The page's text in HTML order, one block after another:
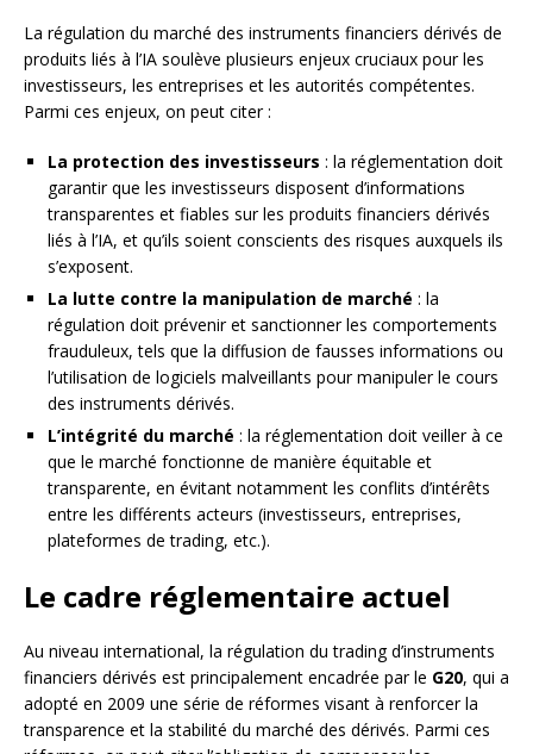
La régulation du marché des instruments financiers dérivés de
produits liés à l’IA soulève plusieurs enjeux cruciaux pour les
investisseurs, les entreprises et les autorités compétentes.
Parmi ces enjeux, on peut citer :
La protection des investisseurs : la réglementation doit
garantir que les investisseurs disposent d’informations
transparentes et fiables sur les produits financiers dérivés
liés à l’IA, et qu’ils soient conscients des risques auxquels ils
s’exposent.
La lutte contre la manipulation de marché : la
régulation doit prévenir et sanctionner les comportements
frauduleux, tels que la diffusion de fausses informations ou
l’utilisation de logiciels malveillants pour manipuler le cours
des instruments dérivés.
L’intégrité du marché : la réglementation doit veiller à ce
que le marché fonctionne de manière équitable et
transparente, en évitant notamment les conflits d’intérêts
entre les différents acteurs (investisseurs, entreprises,
plateformes de trading, etc.).
Le cadre réglementaire actuel
Au niveau international, la régulation du trading d’instruments
financiers dérivés est principalement encadrée par le G20, qui a
adopté en 2009 une série de réformes visant à renforcer la
transparence et la stabilité du marché des dérivés. Parmi ces